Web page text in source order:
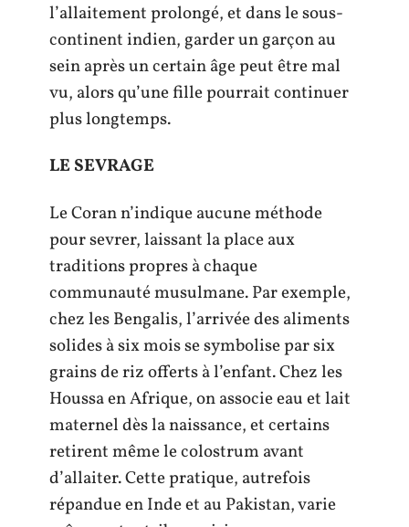
l’allaitement prolongé, et dans le sous-
continent indien, garder un garçon au
sein après un certain âge peut être mal
vu, alors qu’une fille pourrait continuer
plus longtemps.
LE SEVRAGE
Le Coran n’indique aucune méthode
pour sevrer, laissant la place aux
traditions propres à chaque
communauté musulmane. Par exemple,
chez les Bengalis, l’arrivée des aliments
solides à six mois se symbolise par six
grains de riz offerts à l’enfant. Chez les
Houssa en Afrique, on associe eau et lait
maternel dès la naissance, et certains
retirent même le colostrum avant
d’allaiter. Cette pratique, autrefois
répandue en Inde et au Pakistan, varie